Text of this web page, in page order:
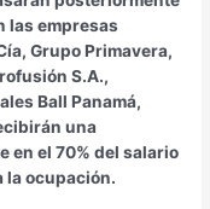
las empresas
Grupo Primavera,
S.A.,
Ball Panamá,
una
en el 70% del salario
la ocupación.